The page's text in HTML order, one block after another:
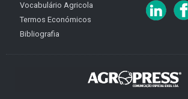
Vocabulário Agricola
Termos Económicos
Bibliografia